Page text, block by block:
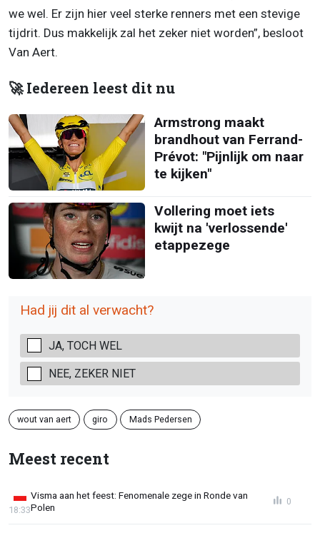
we wel. Er zijn hier veel sterke renners met een stevige
tijdrit. Dus makkelijk zal het zeker niet worden”, besloot
Van Aert.
🚀 Iedereen leest dit nu
Armstrong maakt
brandhout van Ferrand-
Prévot: "Pijnlijk om naar
te kijken"
Vollering moet iets
kwijt na 'verlossende'
etappezege
Had jij dit al verwacht?
JA, TOCH WEL
NEE, ZEKER NIET
wout van aert giro Mads Pedersen
Meest recent
Visma aan het feest: Fenomenale zege in Ronde van
Polen
18:33
0